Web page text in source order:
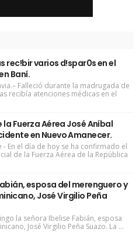
rec!bir varios d!spar0s en el
Baní.
Falleció durante la madrugada de
recibía atenciones médicas en el
Fuerza Aérea José Aníbal
en Nuevo Amanecer.
- En el día de hoy se ha confirmado el
de la Fuerza Aérea de la República
esposa del merenguero y
José Virgilio Peña
la señora Ibelise Fabián, esposa
José Virgilio Peña Suazo. La ...